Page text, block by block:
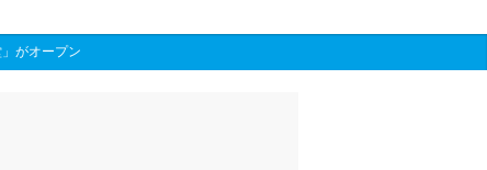
がオープン